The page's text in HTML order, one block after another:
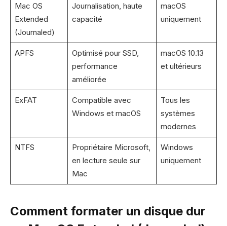
Mac OS
Extended
(Journaled)
Journalisation, haute
capacité
macOS
uniquement
APFS
Optimisé pour SSD,
performance
améliorée
macOS 10.13
et ultérieurs
ExFAT
Compatible avec
Windows et macOS
Tous les
systèmes
modernes
NTFS
Propriétaire Microsoft,
en lecture seule sur
Mac
Windows
uniquement
Comment formater un disque dur